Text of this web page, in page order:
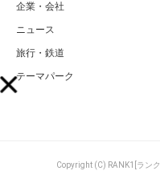
企業・会社
ニュース
旅行・鉄道
テーマパーク
Copyright (C) RANK1[ラン